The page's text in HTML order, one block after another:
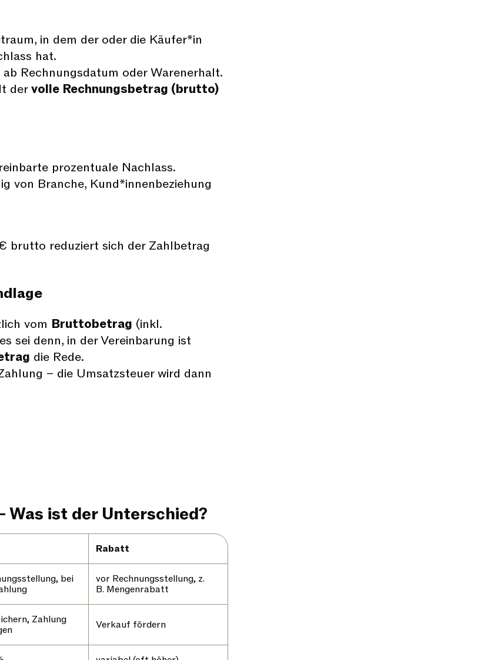
in dem der oder die Käufer*in
hat.
ab Rechnungsdatum oder Warenerhalt.
dervolle Rechnungsbetrag (brutto)
prozentuale Nachlass.
von Branche, Kund*innenbeziehung
brutto reduziert sich der Zahlbetrag
vom Bruttobetrag (inkl.
sei denn, in der Vereinbarung ist
die Rede.
– die Umsatzsteuer wird dann
Was ist der Unterschied?
Rabatt
bei
vor Rechnungsstellung, z.
B. Mengenrabatt
Zahlung
Verkauf fördern